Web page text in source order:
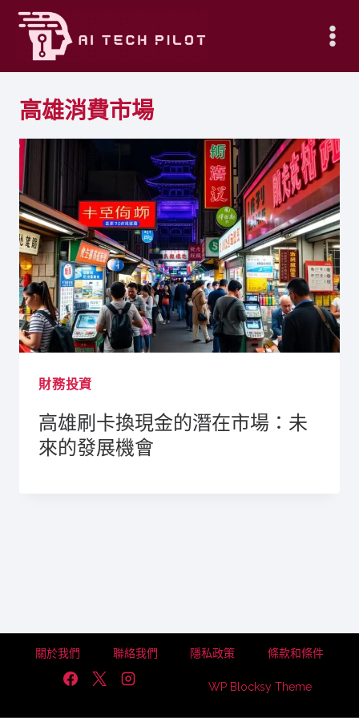
Skip
content
高雄消費市場
財務投資
高雄刷卡換現金的潛在市場：未
來的發展機會
關於我們 聯絡我們 隱私政策 條款和條件
WP Blocksy Theme